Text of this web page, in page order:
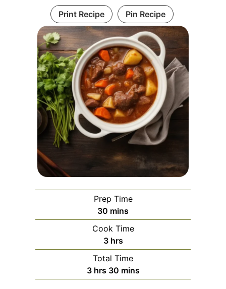
Print Recipe Pin Recipe
Prep Time
30 minutes
mins
Cook Time
3hours
hrs
Total Time
3hours
hrs 30minutes
mins